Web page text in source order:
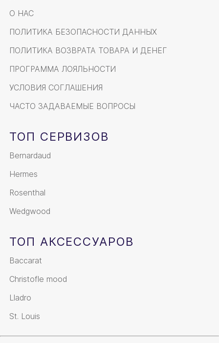
О НАС
ПОЛИТИКА БЕЗОПАСНОСТИ ДАННЫХ
ПОЛИТИКА ВОЗВРАТА ТОВАРА И ДЕНЕГ
ПРОГРАММА ЛОЯЛЬНОСТИ
УСЛОВИЯ СОГЛАШЕНИЯ
ЧАСТО ЗАДАВАЕМЫЕ ВОПРОСЫ
ТОП СЕРВИЗОВ
Bernardaud
Hermes
Rosenthal
Wedgwood
ТОП АКСЕССУАРОВ
Baccarat
Christofle mood
Lladro
St. Louis